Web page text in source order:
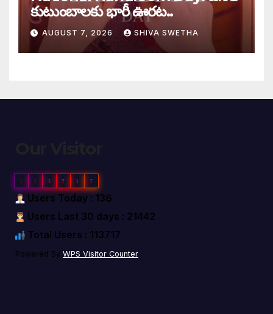
కుటుంబాలకు భారీ ఊరట..
AUGUST 7, 2026 SHIVA SWETHA
1 1 3 7 1 7
Users Today : 136
Users Last 30 days : 21442
Total Users : 113717
Powered By WPS Visitor Counter